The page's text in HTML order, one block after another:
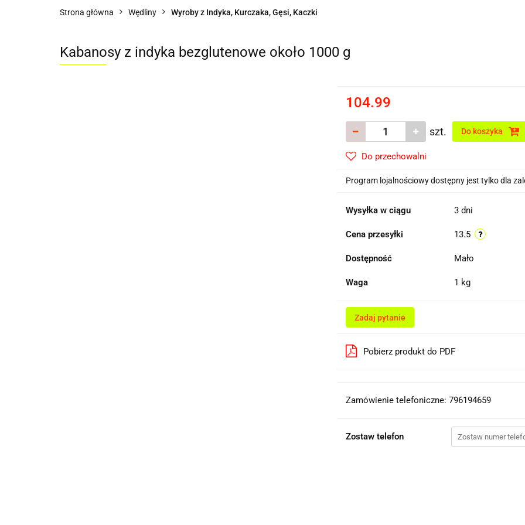
Strona główna Wędliny Wyroby z Indyka, Kurczaka, Gęsi, Kaczki
Kabanosy z indyka bezglutenowe około 1000 g
104.99
szt. Do koszyka
Do przechowalni
Program lojalnościowy dostępny jest tylko dla
Wysyłka w ciągu 3 dni
Cena przesyłki 13.5
Dostępność Mało
Waga 1 kg
Zadaj pytanie
Pobierz produkt do PDF
Zamówienie telefoniczne: 796194659
Zostaw telefon